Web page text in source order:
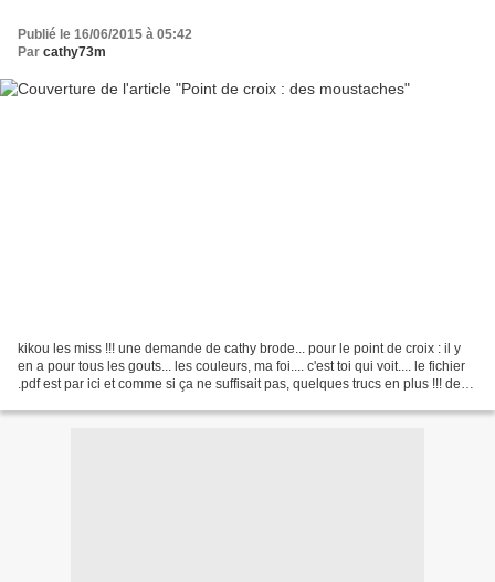
Publié le 16/06/2015 à 05:42
Par cathy73m
kikou les miss !!! une demande de cathy brode... pour le point de croix : il y
en a pour tous les gouts... les couleurs, ma foi.... c'est toi qui voit.... le fichier
.pdf est par ici et comme si ça ne suffisait pas, quelques trucs en plus !!! des